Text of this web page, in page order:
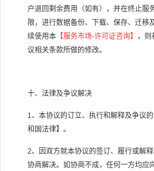
户退回剩余费用（如有），并在终止服
限，进行数据备份、下载、保存、迁移
续使用本 【服务市场-许可证咨询】
，
议相关条款所做的修改。
十、法律及争议解决
1、本协议的订立、执行和解释及争议
和国法律】。
2、因双方就本协议的签订、履行或解
协商解决。如协商不成，任何一方均应